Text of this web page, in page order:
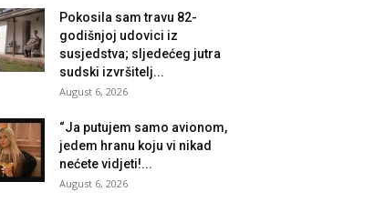
Pokosila sam travu 82-
godišnjoj udovici iz
susjedstva; sljedećeg jutra
sudski izvršitelj...
August 6, 2026
“Ja putujem samo avionom,
jedem hranu koju vi nikad
nećete vidjeti!...
August 6, 2026